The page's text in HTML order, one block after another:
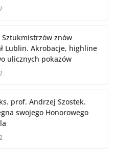
Sztukmistrzów znów
Lublin. Akrobacje, highline
ulicznych pokazów
prof. Andrzej Szostek.
swojego Honorowego